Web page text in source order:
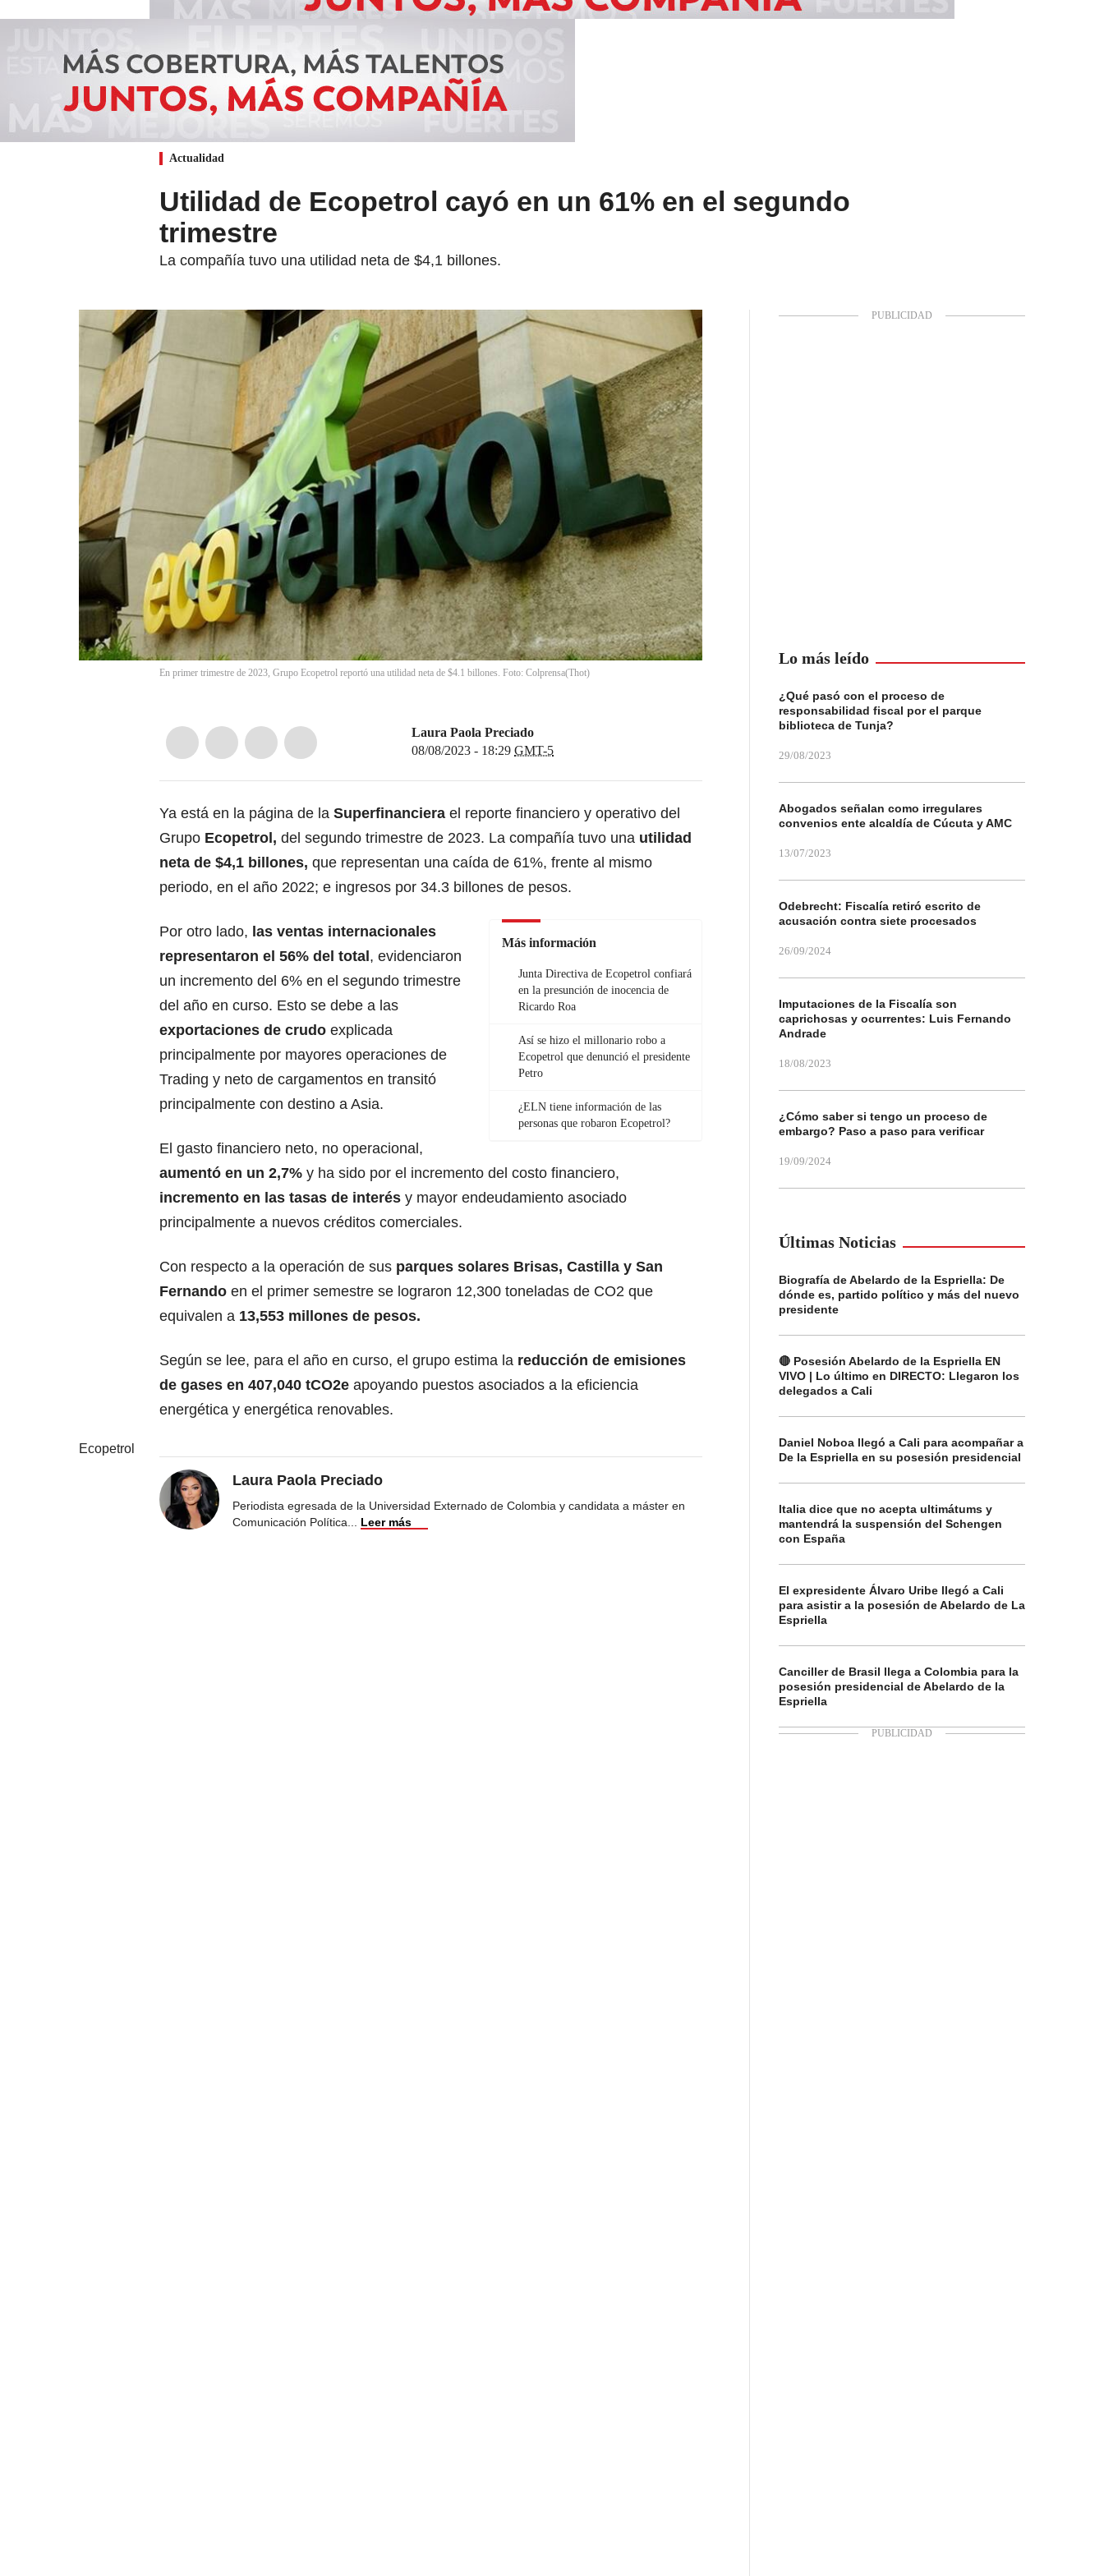
Actualidad
Utilidad de Ecopetrol cayó en un 61% en el segundo
trimestre
La compañía tuvo una utilidad neta de $4,1 billones.
En primer trimestre de 2023, Grupo Ecopetrol reportó una utilidad neta de $4.1 billones. Foto: Colprensa(Thot)
Laura Paola Preciado
08/08/2023 - 18:29 GMT-5
Ya está en la página de la Superfinanciera el reporte financiero y operativo del
Grupo Ecopetrol, del segundo trimestre de 2023. La compañía tuvo una utilidad
neta de $4,1 billones, que representan una caída de 61%, frente al mismo
periodo, en el año 2022; e ingresos por 34.3 billones de pesos.
Más información
Junta Directiva de Ecopetrol confiará
en la presunción de inocencia de
Ricardo Roa
Así se hizo el millonario robo a
Ecopetrol que denunció el presidente
Petro
¿ELN tiene información de las
personas que robaron Ecopetrol?
Por otro lado, las ventas internacionales
representaron el 56% del total, evidenciaron
un incremento del 6% en el segundo trimestre
del año en curso. Esto se debe a las
exportaciones de crudo explicada
principalmente por mayores operaciones de
Trading y neto de cargamentos en transitó
principalmente con destino a Asia.
El gasto financiero neto, no operacional,
aumentó en un 2,7% y ha sido por el incremento del costo financiero,
incremento en las tasas de interés y mayor endeudamiento asociado
principalmente a nuevos créditos comerciales.
Con respecto a la operación de sus parques solares Brisas, Castilla y San
Fernando en el primer semestre se lograron 12,300 toneladas de CO2 que
equivalen a 13,553 millones de pesos.
Según se lee, para el año en curso, el grupo estima la reducción de emisiones
de gases en 407,040 tCO2e apoyando puestos asociados a la eficiencia
energética y energética renovables.
Ecopetrol
Laura Paola Preciado
Periodista egresada de la Universidad Externado de Colombia y candidata a máster en
Comunicación Política
Leer más
Lo más leído
¿Qué pasó con el proceso de
responsabilidad fiscal por el parque
biblioteca de Tunja?
29/08/2023
Abogados señalan como irregulares
convenios ente alcaldía de Cúcuta y AMC
13/07/2023
Odebrecht: Fiscalía retiró escrito de
acusación contra siete procesados
26/09/2024
Imputaciones de la Fiscalía son
caprichosas y ocurrentes: Luis Fernando
Andrade
18/08/2023
¿Cómo saber si tengo un proceso de
embargo? Paso a paso para verificar
19/09/2024
Últimas Noticias
Biografía de Abelardo de la Espriella: De
dónde es, partido político y más del nuevo
presidente
🔴 Posesión Abelardo de la Espriella EN
VIVO | Lo último en DIRECTO: Llegaron los
delegados a Cali
Daniel Noboa llegó a Cali para acompañar a
De la Espriella en su posesión presidencial
Italia dice que no acepta ultimátums y
mantendrá la suspensión del Schengen
con España
El expresidente Álvaro Uribe llegó a Cali
para asistir a la posesión de Abelardo de La
Espriella
Canciller de Brasil llega a Colombia para la
posesión presidencial de Abelardo de la
Espriella